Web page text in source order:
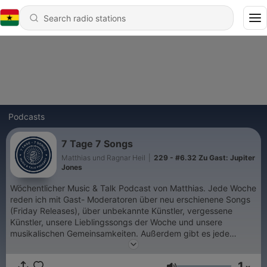
Podcasts
7 Tage 7 Songs
Matthias und Ragnar Heil
229 - #6.32 Zu Gast: Jupiter
Jones
Wöchentlicher Music & Talk Podcast von Matthias. Jede Woche
reden ich mit Gast- Moderatoren über neu erschienene Songs
(Friday Releases), über unbekannte Künstler, vergessene
Künstler, unsere Lieblingssongs der Woche und unsere
musikalischen Gemeinsamkeiten. Außerdem gibt es jede
zweite Woche Interviews mit Musiker:innen. Wir freuen uns auf